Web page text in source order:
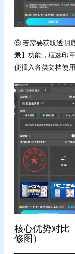
⑤ 若需要获取透明
景】功能，框选印
便插入各类文档使用
核心优势对比
修图）